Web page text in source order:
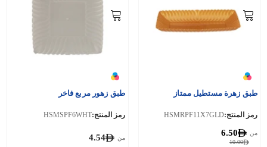
طبق زهرة مستطيل ممتاز
رمز المنتج:HSMRPF11X7GLD
10.00
من 6.50
طبق زهور مربع فاخر
رمز المنتج:HSMSPF6WHT
من 4.54